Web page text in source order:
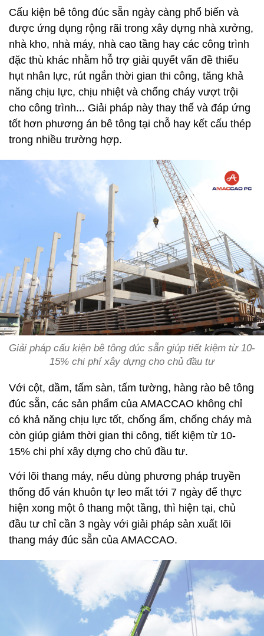
Cấu kiện bê tông đúc sẵn ngày càng phổ biến và
được ứng dụng rộng rãi trong xây dựng nhà xưởng,
nhà kho, nhà máy, nhà cao tầng hay các công trình
đặc thù khác nhằm hỗ trợ giải quyết vấn đề thiếu
hụt nhân lực, rút ngắn thời gian thi công, tăng khả
năng chịu lực, chịu nhiệt và chống cháy vượt trội
cho công trình... Giải pháp này thay thế và đáp ứng
tốt hơn phương án bê tông tại chỗ hay kết cấu thép
trong nhiều trường hợp.
Giải pháp cấu kiện bê tông đúc sẵn giúp tiết kiệm từ 10-
15% chi phí xây dựng cho chủ đầu tư
Với cột, dầm, tấm sàn, tấm tường, hàng rào bê tông
đúc sẵn, các sản phẩm của AMACCAO không chỉ
có khả năng chịu lực tốt, chống ẩm, chống cháy mà
còn giúp giảm thời gian thi công, tiết kiệm từ 10-
15% chi phí xây dựng cho chủ đầu tư.
Với lõi thang máy, nếu dùng phương pháp truyền
thống đổ ván khuôn tự leo mất tới 7 ngày để thực
hiện xong một ô thang một tầng, thì hiện tại, chủ
đầu tư chỉ cần 3 ngày với giải pháp sản xuất lõi
thang máy đúc sẵn của AMACCAO.